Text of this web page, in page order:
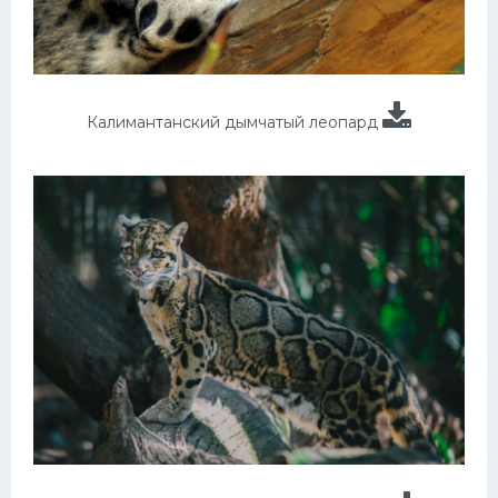
Калимантанский дымчатый леопард